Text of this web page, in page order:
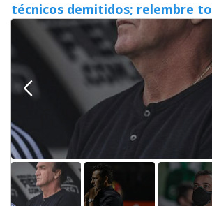
técnicos demitidos; relembre